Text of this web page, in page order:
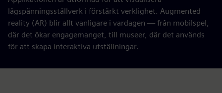
lågspänningsställverk i förstärkt verklighet. Augmented
reality (AR) blir allt vanligare i vardagen — från mobilspel,
där det ökar engagemanget, till museer, där det används
för att skapa interaktiva utställningar.